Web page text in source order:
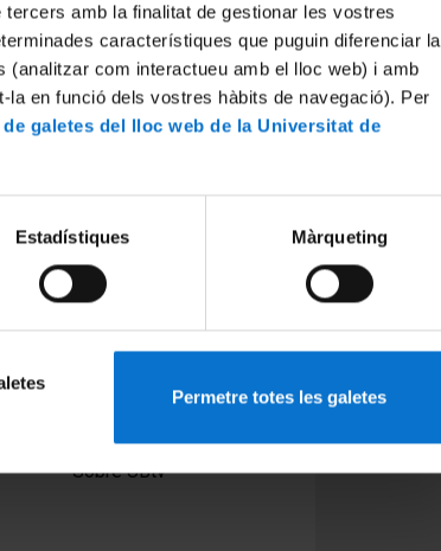
amb la finalitat de gestionar les vostres
característiques que puguin diferenciar la
(analitzar com interactueu amb el lloc web) i amb
la en funció dels vostres hàbits de navegació). Per
galetes del lloc web de la Universitat de
Estadístiques Màrqueting
Permetre totes les galetes
Sobre UBtv